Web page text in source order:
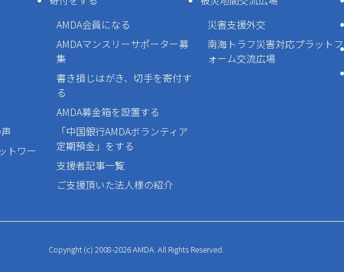
トワー
AMDA会員になる
AMDAマンスリーサポーター募
集
書き損じはがき、切手を寄付す
る
AMDA募金箱を設置する
「中国銀行AMDAボランティア
定期預金」をする
支援者記事一覧
ご支援頂いた法人様の紹介
災害支援外交
南海トラフ災害対応プラットフ
ォーム交流広場
Copyright (c) 2008-2026 AMDA. All Rights Reserved.